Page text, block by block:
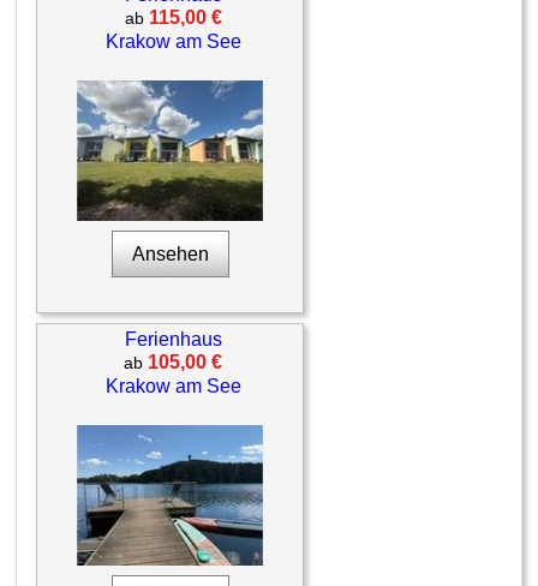
ab 115,00 €
Krakow am See
Ansehen
Ferienhaus
ab 105,00 €
Krakow am See